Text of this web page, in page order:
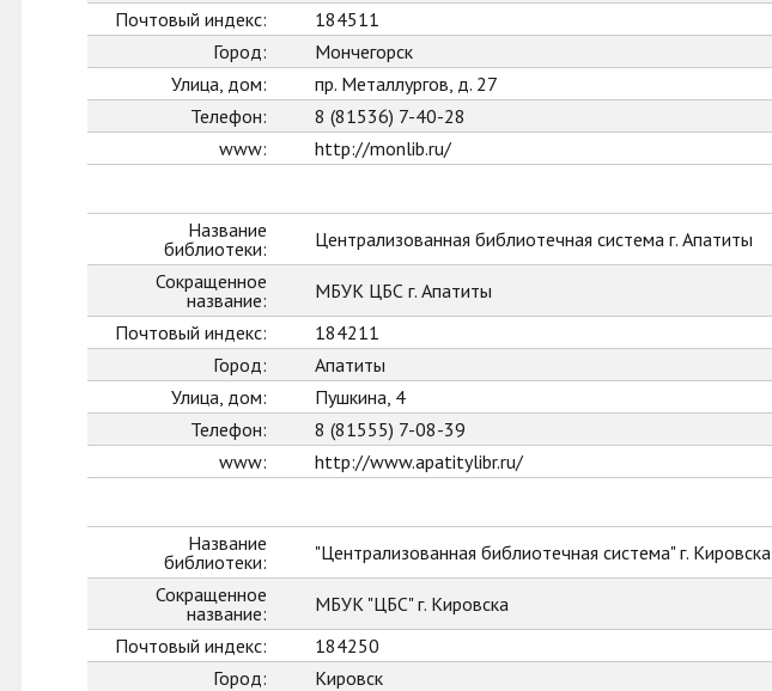
Почтовый индекс:
184511
Город:
Мончегорск
Улица, дом:
пр. Металлургов, д. 27
Телефон:
8 (81536) 7-40-28
www:
http://monlib.ru/
Название
библиотеки:
Централизованная библиотечная система г. Апатиты
Сокращенное
название:
МБУК ЦБС г. Апатиты
Почтовый индекс:
184211
Город:
Апатиты
Улица, дом:
Пушкина, 4
Телефон:
8 (81555) 7-08-39
www:
http://www.apatitylibr.ru/
Название
библиотеки:
"Централизованная библиотечная система" г. Кировска
Сокращенное
название:
МБУК "ЦБС" г. Кировска
Почтовый индекс:
184250
Город:
Кировск